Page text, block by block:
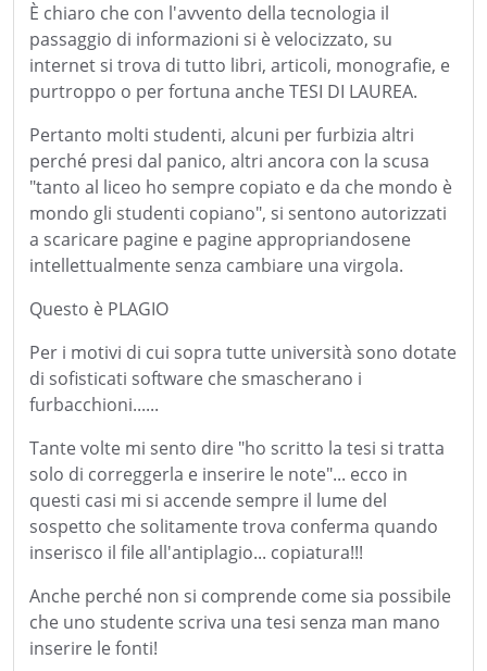
È chiaro che con l'avvento della tecnologia il
passaggio di informazioni si è velocizzato, su
internet si trova di tutto libri, articoli, monografie, e
purtroppo o per fortuna anche TESI DI LAUREA.
Pertanto molti studenti, alcuni per furbizia altri
perché presi dal panico, altri ancora con la scusa
"tanto al liceo ho sempre copiato e da che mondo è
mondo gli studenti copiano", si sentono autorizzati
a scaricare pagine e pagine appropriandosene
intellettualmente senza cambiare una virgola.
Questo è PLAGIO
Per i motivi di cui sopra tutte università sono dotate
di sofisticati software che smascherano i
furbacchioni......
Tante volte mi sento dire "ho scritto la tesi si tratta
solo di correggerla e inserire le note"... ecco in
questi casi mi si accende sempre il lume del
sospetto che solitamente trova conferma quando
inserisco il file all'antiplagio... copiatura!!!
Anche perché non si comprende come sia possibile
che uno studente scriva una tesi senza man mano
inserire le fonti!